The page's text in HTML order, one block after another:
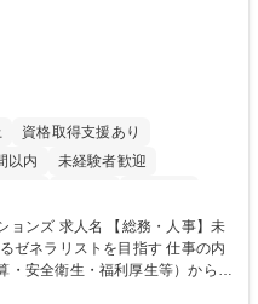
資格取得支援あり
以内
未経験者歓迎
土日祝休み 寮・社宅あり
・人事】未
ラリストを目指す 仕事の内
・安全衛生・福利厚生等）からお
業務へ守備範囲を広げ、組織運